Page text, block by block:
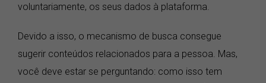
voluntariamente, os seus dados à plataforma.
Devido a isso, o mecanismo de busca consegue
sugerir conteúdos relacionados para a pessoa. Mas,
você deve estar se perguntando: como isso tem